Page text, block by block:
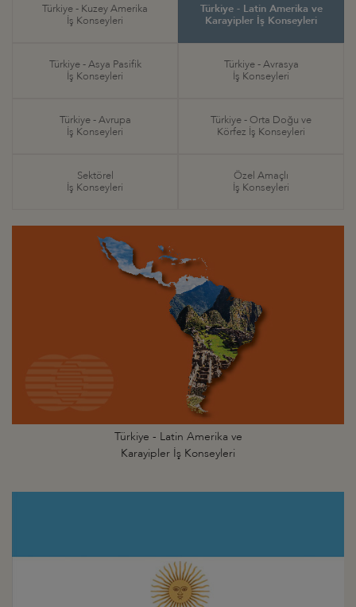
Türkiye - Kuzey Amerika
İş Konseyleri
Türkiye - Latin Amerika ve
Karayipler İş Konseyleri
Türkiye - Asya Pasifik
İş Konseyleri
Türkiye - Avrasya
İş Konseyleri
Türkiye - Avrupa
İş Konseyleri
Türkiye - Orta Doğu ve
Körfez İş Konseyleri
Sektörel
İş Konseyleri
Özel Amaçlı
İş Konseyleri
Türkiye - Latin Amerika ve
Karayipler İş Konseyleri